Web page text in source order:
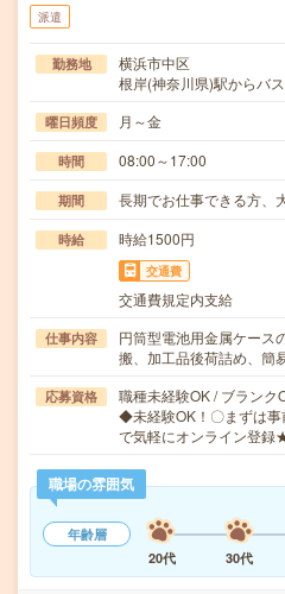
派遣
勤務地
横浜市中区
根岸(神奈川県)駅からバ
曜日頻度 月～金
時間 08:00～17:00
期間 長期でお仕事できる方、
時給 時給1500円
交通費
交通費規定内支給
仕事内容
円筒型電池用金属ケース
搬、加工品後荷詰め、簡
応募資格
職種未経験OK / ブランク
◆未経験OK！〇まずは事
で気軽にオンライン登
職場の雰囲気
年齢層
20代
30代